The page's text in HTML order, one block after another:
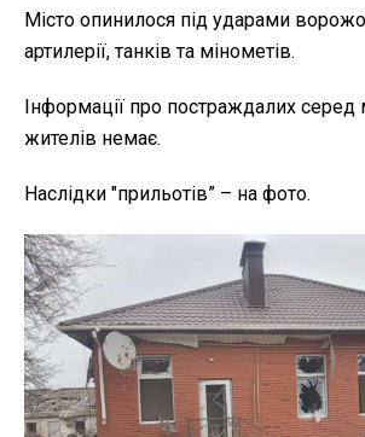
Місто опинилося під ударами
артилерії, танків та мінометів.
Інформації про постраждалих серед
жителів немає.
Наслідки "прильотів” – на фото.